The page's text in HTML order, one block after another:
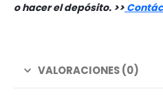
o hacer el depósito. >>
VALORACIONES (0)